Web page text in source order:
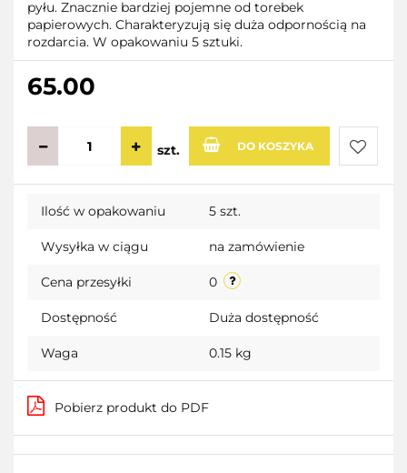
pyłu. Znacznie bardziej pojemne od torebek
papierowych. Charakteryzują się duża odpornością na
rozdarcia. W opakowaniu 5 sztuki.
65.00
szt. DO KOSZYKA
Do
Ilość w opakowaniu 5 szt.
Wysyłka w ciągu na zamówienie
Cena przesyłki 0
Dostępność Duża dostępność
Waga 0.15 kg
Pobierz produkt do PDF